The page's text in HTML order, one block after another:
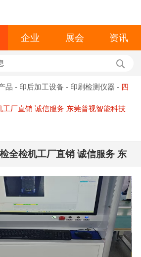
企业 展会 资讯
品 - 印后加工设备 - 印刷检测仪器 - 四
工厂直销 诚信服务 东莞普视智能科技
全检机工厂直销 诚信服务 东